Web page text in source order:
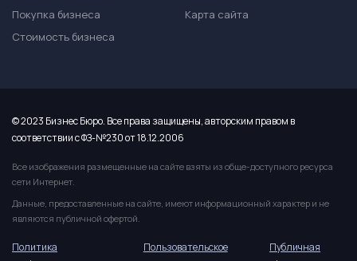
Покупка бизнеса
Стоимость бизнеса
Карта сайта
© 2023 Бизнес Бюро. Все права защищены, авторским правом в
соответствии с ФЗ-№230 от 18.12.2006
Все изображения размещенные на сайте взяты из обще-доступного ресурса
сети Интернет.
Данные, предоставленные на сайте, имеют информационный характер и не
являются публичной офертой.
Политика
Пользовательское
Публичная